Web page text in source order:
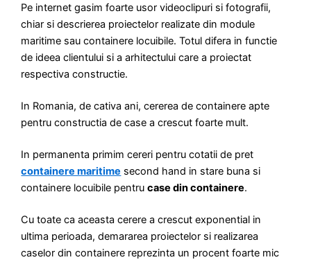
Pe internet gasim foarte usor videoclipuri si fotografii,
chiar si descrierea proiectelor realizate din module
maritime sau containere locuibile. Totul difera in functie
de ideea clientului si a arhitectului care a proiectat
respectiva constructie.
In Romania, de cativa ani, cererea de containere apte
pentru constructia de case a crescut foarte mult.
In permanenta primim cereri pentru cotatii de pret
containere maritime second hand in stare buna si
containere locuibile pentrucase din containere.
Cu toate ca aceasta cerere a crescut exponential in
ultima perioada, demararea proiectelor si realizarea
caselor din containere reprezinta un procent foarte mic